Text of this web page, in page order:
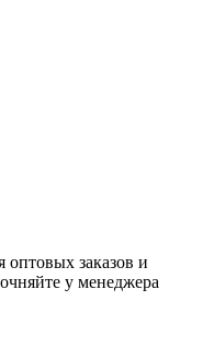
оптовых заказов и
у менеджера